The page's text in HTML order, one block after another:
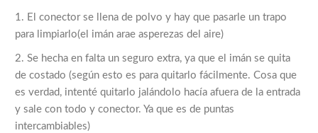
1. El conector se llena de polvo y hay que pasarle un trapo
para limpiarlo(el imán arae asperezas del aire)
2. Se hecha en falta un seguro extra, ya que el imán se quita
de costado (según esto es para quitarlo fácilmente. Cosa que
es verdad, intenté quitarlo jalándolo hacía afuera de la entrada
y sale con todo y conector. Ya que es de puntas
intercambiables)